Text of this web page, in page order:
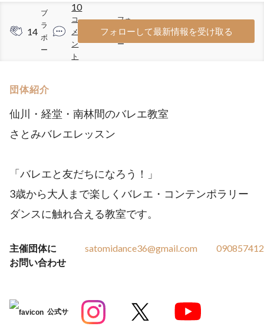
14
ブ
ラ
ボ
ー
10
コ
メ
ン
ト
27
フォ
ロワ
ー
フォローして最新情報を受け取る
団体紹介
仙川・経堂・南林間のバレエ教室
さとみバレエレッスン
「バレエと友だちになろう！」
3歳から大人まで楽しくバレエ・コンテンポラリー
ダンスに触れ合える教室です。
主催団体に
お問い合わせ
satomidance36@gmail.com
公式サ